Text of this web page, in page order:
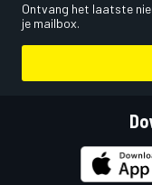
Ontvang het laatste
je mailbox.